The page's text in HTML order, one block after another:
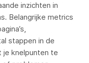
inzichten in
Belangrijke metrics
stappen in de
je knelpunten te